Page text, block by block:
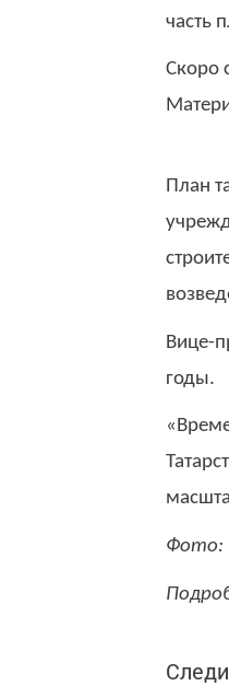
часть
Скоро
План
Вице-
годы.
Фото: